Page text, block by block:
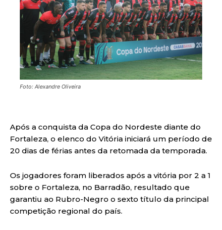
Foto: Alexandre Oliveira
Após a conquista da Copa do Nordeste diante do
Fortaleza, o elenco do Vitória iniciará um período de
20 dias de férias antes da retomada da temporada.
Os jogadores foram liberados após a vitória por 2 a 1
sobre o Fortaleza, no Barradão, resultado que
garantiu ao Rubro-Negro o sexto título da principal
competição regional do país.